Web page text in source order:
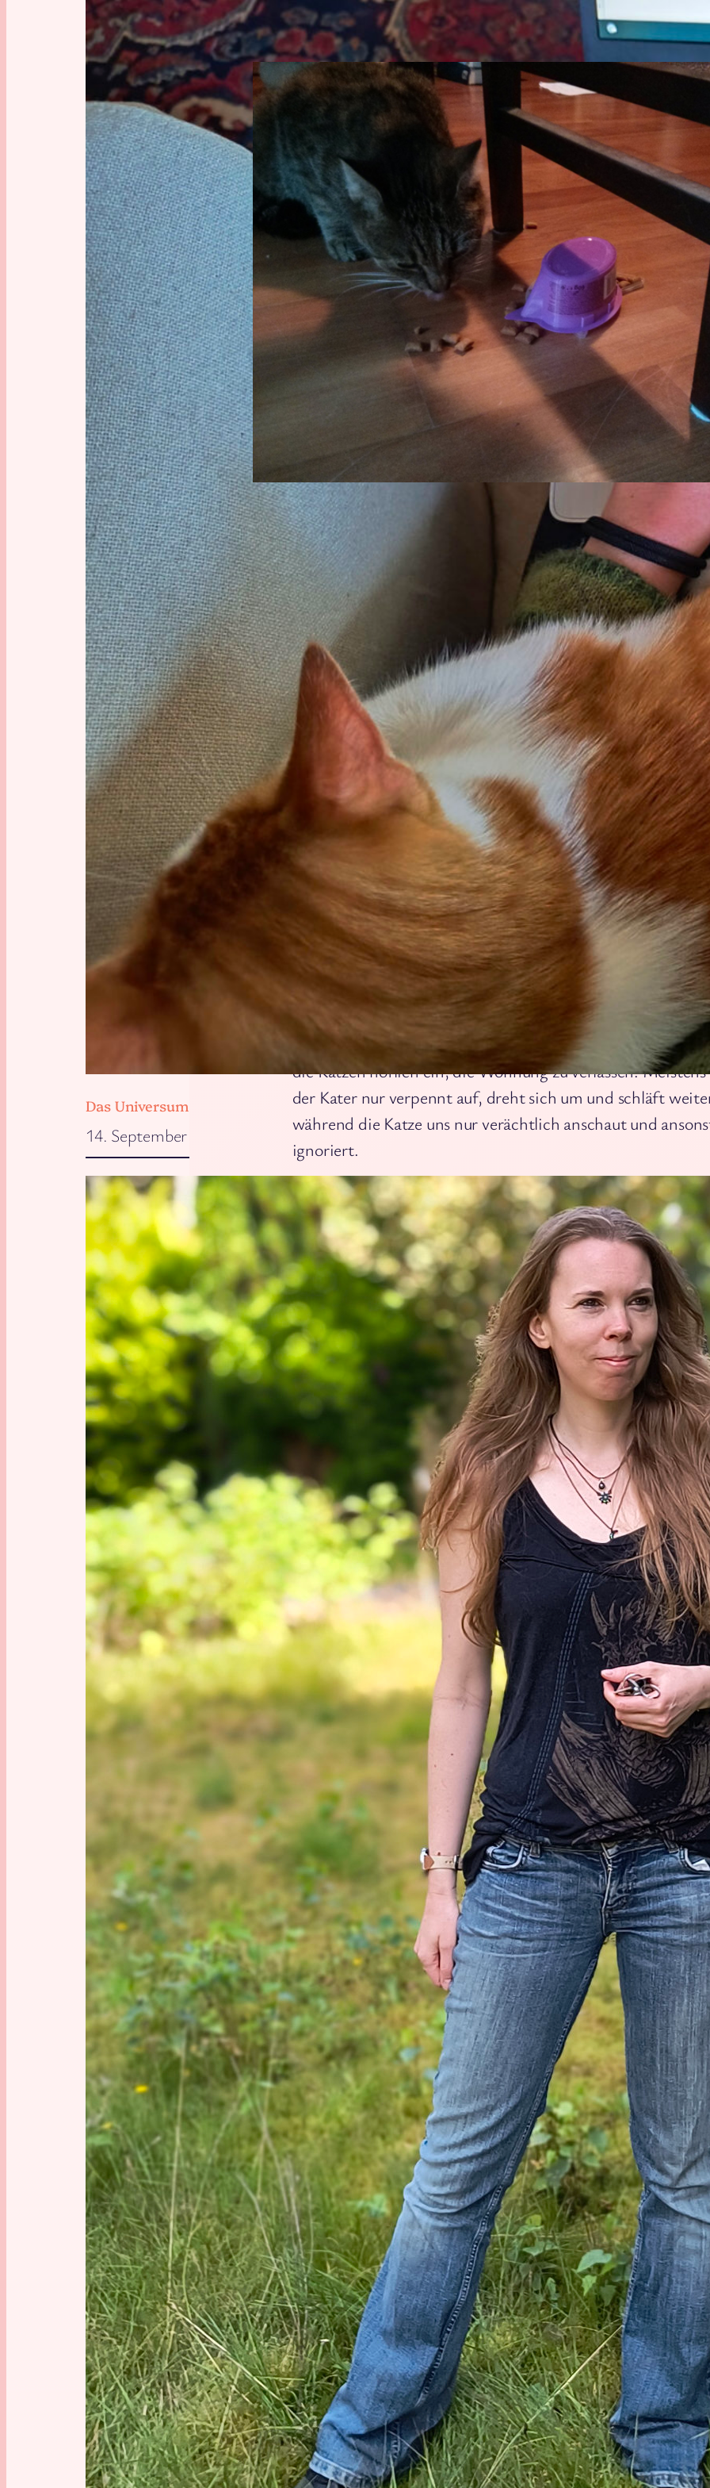
Das Universum will, dass wir zu Hause bleiben
14. September 2025
Anekdote, Katzen Schrödingers Katze
Madame Luna ist die Tage wieder extrem hinterlistig und
sehr geschickt dabei an, den armen Menschen in den
treiben.
Ein kurzer Auszug aus ihrer Straftatenliste:
Nachts Extrem-Nerving
Leckerli-Dose öffnen und leeren
Mehrmaliges widerrechtlich in die Küche Eindringen
Unerlaubtes tun
Man kann ihr ja eigentlich nicht böse sein. Sie ist nur sehr
Chancen zu verwerten, und wenn man ihr aus
das nach 6 Jahren Erfahrung mit dem Tier!) Chancen gibt,
man sich selbst schimpfen ^^
Das nächtliche Drama
Wenn wir abends ins Bett gehen, ist immer die Frage: Was
wir mit den Katzen? Schön wäre ja, wenn sie rausgehen.
können sie rumtoben und Spaß haben. Aber zur Zeit ist es
daher haben wir Mitleid. Wir öffnen also die Terassentür
die Katzen höflich ein, die Wohnung zu verlassen.
der Kater nur verpennt auf, dreht sich um und schläft
während die Katze uns nur verächtlich anschaut und
ignoriert.
Also gut, ist ja kalt, ich würde nachts auch nicht draußen sein
wollen. Dürfen sie halt drinnen bleiben. Exakt 10 Minuten
wir liegen gerade im Bett, kratzt Madame an der
Sie ist jetzt wach und möchte gern raus. …. …….. ……… Das
jetzt mehrere Tage gemacht, und jetzt fliegt sie halt abends
egal wie sehr sie brummt und faucht.
Die Leckerli-Affäre
Pierre hat den Katzen kürzlich eine neue Leckerlisorte
Sie fahren total drauf an, rennen schon aufgescheucht
man die Dose auch nur anschaut.
Nun stand die Dose vorgestern griffbereit auf dem
man möchte den Mitbewohnern ja manchmal was Gutes
Fehler! Ich war nur eine halbe Stunde einkaufen. Nachdem
zurückkam, wunderte ich mich, dass die Katze nicht
was ich eingekauft hatte. Nach dem Verstauen der
schaute ich mich genauer um und fand sie knuspernd unter
Esstisch vor, wo sie voller Vergnügen bereits 2/3 der
verputzt hatte.
Wie hat sie das gemacht? Die Dose ist aus halbwegs hartem
und der Decke ist draufgeklipst! Ok, sie hat die Dose
und irgendwie aufgemacht, aber wie? Sie hat keine
Böses Tier!
Grenzzäune für die Küche
Allein gestern ist es Luna gelungen, 3x – in Worten: DREI
widerrechtlich die Küche zu betreten. Normalerweise
peripher darauf, dass die Küche zu ist bzw. nicht betretbar.
da aber ihre Tricks, sie schleicht sich unbemerkt in die
während man da was macht und versteckt sich dann
Man geht dann raus, bemerkt sie nicht und denkt, dass
Drei Mal an einem Tag ist schon hart. Beim ersten Mal hat
irgendwo Käserinde gefunden – ich weiß nicht wo… Hat